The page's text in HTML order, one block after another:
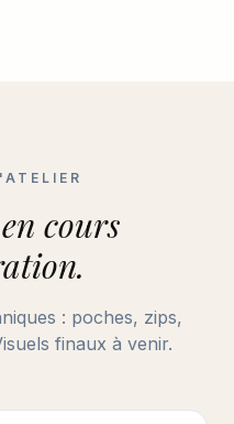
en cours
: poches, zips,
finaux à venir.